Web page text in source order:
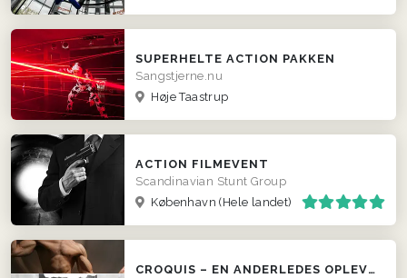
SUPERHELTE ACTION PAKKEN
Sangstjerne.nu
Høje Taastrup
ACTION FILMEVENT
Scandinavian Stunt Group
København(Hele landet)
CROQUIS – EN ANDERLEDES OPLEVELSE - OG ET SJOVT MINDE MED HJEM